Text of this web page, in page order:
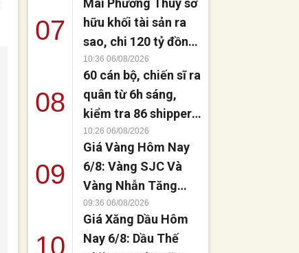
đăng ký khám theo
yêu cầu
07
Mai Phương Thúy sở
hữu khối tài sản ra
sao, chi 120 tỷ đồng
mua nhà tặng em
gái?
10:36 06/08/2026
08
60 cán bộ, chiến sĩ ra
quân từ 6h sáng,
kiểm tra 86 shipper
tại Đà Nẵng
10:26 06/08/2026
09
Giá Vàng Hôm Nay
6/8: Vàng SJC Và
Vàng Nhẫn Tăng
Mạnh, Thế Giới
Hướng Tới Mốc
4.300 USD/Ounce
09:36 06/08/2026
10
Giá Xăng Dầu Hôm
Nay 6/8: Dầu Thế